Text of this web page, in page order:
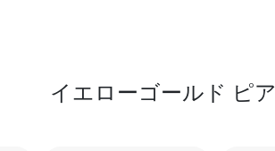
イエローゴールド ピ